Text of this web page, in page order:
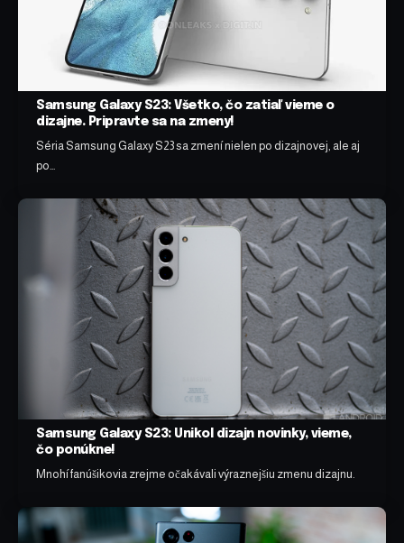
Samsung Galaxy S23: Všetko, čo zatiaľ vieme o
dizajne. Pripravte sa na zmeny!
Séria Samsung Galaxy S23 sa zmení nielen po dizajnovej, ale aj
po…
Samsung Galaxy S23: Unikol dizajn novinky, vieme,
čo ponúkne!
Mnohí fanúšikovia zrejme očakávali výraznejšiu zmenu dizajnu.